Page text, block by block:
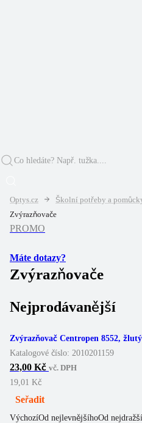
Optys.cz Školní potřeby a
Zvýrazňovače
PROMO
Máte dotazy?
Zvýrazňovače
Nejprodávanější
Zvýrazňovač Centropen 8552, žlutý
Katalogové číslo: 2010201159
23,00 Kč vč. DPH
19,01 Kč
Seřadit
VýchozíOd nejlevnějšíhoOd